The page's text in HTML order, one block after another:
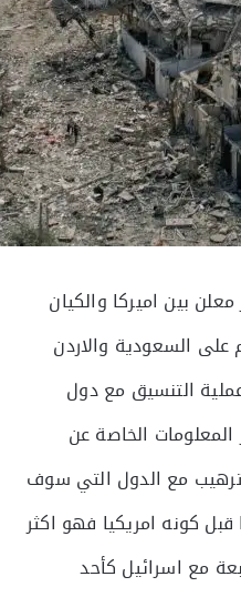
بين اميركا والكيان
السعودية والاردن
التنسيق مع دول
الخاصة عن
مع الدول التي سوف
كونه امريكيا فهو اكثر
مع اسرائيل كأحد